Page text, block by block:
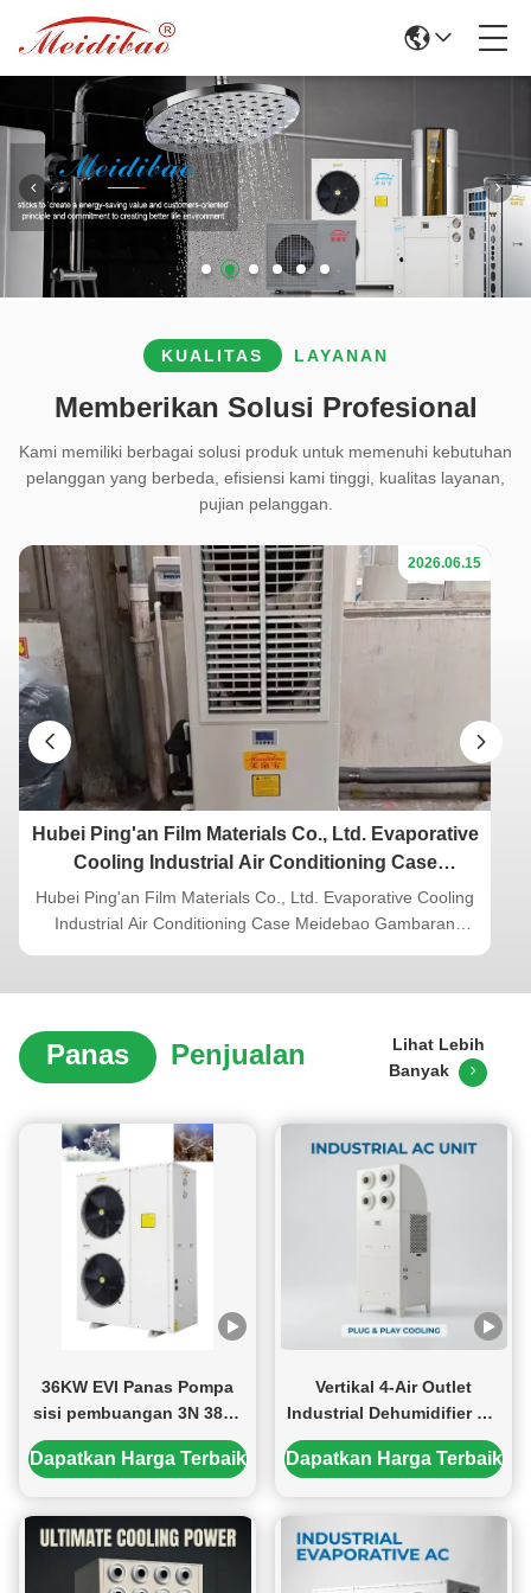
KUALITAS LAYANAN
Memberikan Solusi Profesional
Kami memiliki berbagai solusi produk untuk memenuhi kebutuhan
pelanggan yang berbeda, efisiensi kami tinggi, kualitas layanan,
pujian pelanggan.
2026.06.15
Hubei Ping'an Film Materials Co., Ltd. Evaporative
Cooling Industrial Air Conditioning Case
Meidebao
Hubei Ping'an Film Materials Co., Ltd. Evaporative Cooling
Industrial Air Conditioning Case Meidebao Gambaran
Panas Penjualan
Lihat Lebih
Banyak
36KW EVI Panas Pompa
sisi pembuangan 3N 380V
50HZ Plate Panas penukar
Cocok untuk industri dan
pemanasan,panas pompa
panas pemanas air
Dapatkan Harga Terbaik
Vertikal 4-Air Outlet
Industrial Dehumidifier AC
Unit 6HP 8HP untuk Pabrik
Gudang Lokakarya
Dapatkan Harga Terbaik